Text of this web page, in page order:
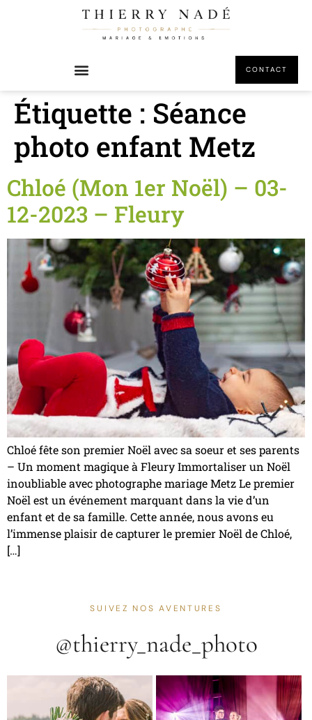
CONTACT
Étiquette : Séance
photo enfant Metz
Chloé (Mon 1er Noël) – 03-
12-2023 – Fleury
Chloé fête son premier Noël avec sa soeur et ses parents
– Un moment magique à Fleury Immortaliser un Noël
inoubliable avec photographe mariage Metz Le premier
Noël est un événement marquant dans la vie d’un
enfant et de sa famille. Cette année, nous avons eu
l’immense plaisir de capturer le premier Noël de Chloé,
[…]
SUIVEZ NOS AVENTURES
@thierry_nade_photo